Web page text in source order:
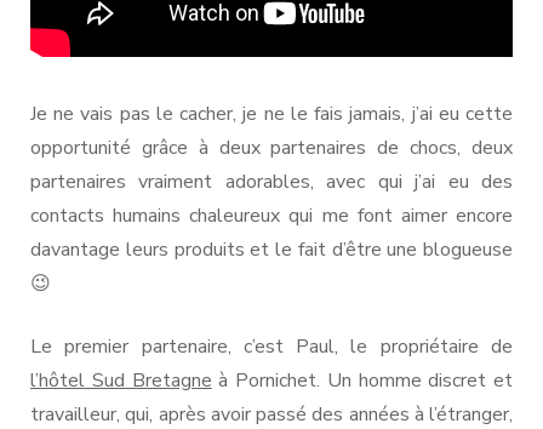
Je ne vais pas le cacher, je ne le fais jamais, j’ai eu cette
opportunité grâce à deux partenaires de chocs, deux
partenaires vraiment adorables, avec qui j’ai eu des
contacts humains chaleureux qui me font aimer encore
davantage leurs produits et le fait d’être une blogueuse
😉
Le premier partenaire, c’est Paul, le propriétaire de
l’hôtel Sud Bretagne à Pornichet. Un homme discret et
travailleur, qui, après avoir passé des années à l’étranger,